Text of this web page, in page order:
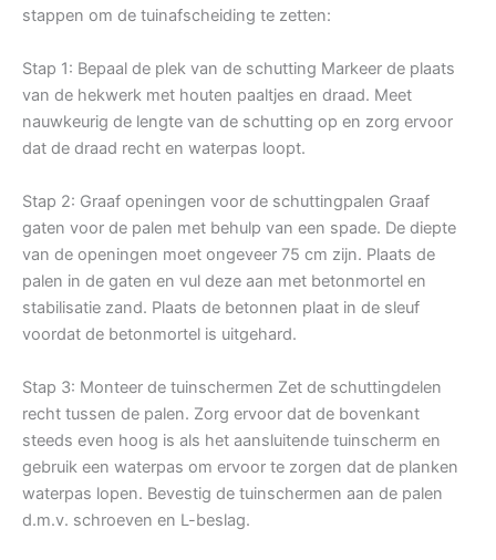
stappen om de tuinafscheiding te zetten:
Stap 1: Bepaal de plek van de schutting Markeer de plaats
van de hekwerk met houten paaltjes en draad. Meet
nauwkeurig de lengte van de schutting op en zorg ervoor
dat de draad recht en waterpas loopt.
Stap 2: Graaf openingen voor de schuttingpalen Graaf
gaten voor de palen met behulp van een spade. De diepte
van de openingen moet ongeveer 75 cm zijn. Plaats de
palen in de gaten en vul deze aan met betonmortel en
stabilisatie zand. Plaats de betonnen plaat in de sleuf
voordat de betonmortel is uitgehard.
Stap 3: Monteer de tuinschermen Zet de schuttingdelen
recht tussen de palen. Zorg ervoor dat de bovenkant
steeds even hoog is als het aansluitende tuinscherm en
gebruik een waterpas om ervoor te zorgen dat de planken
waterpas lopen. Bevestig de tuinschermen aan de palen
d.m.v. schroeven en L-beslag.